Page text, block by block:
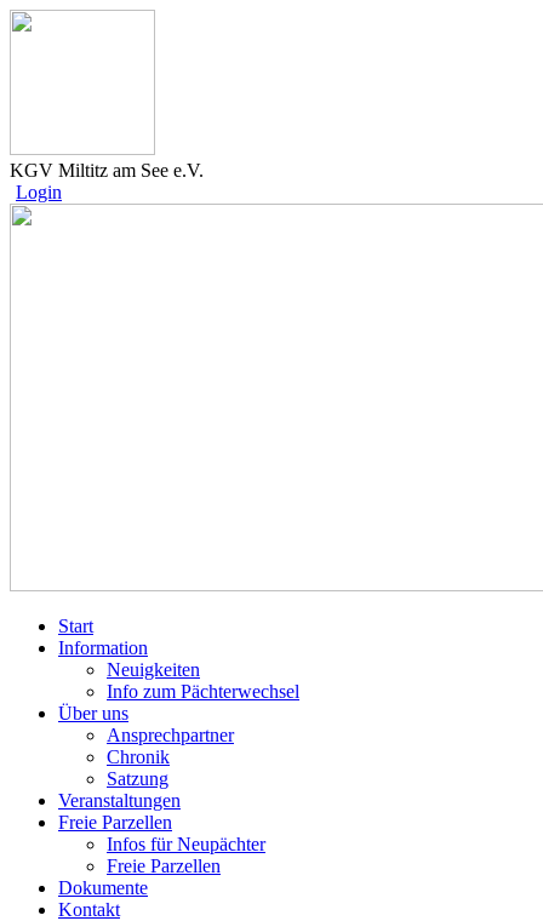
KGV Miltitz am See e.V.
Login
Start
Information
Neuigkeiten
Info zum Pächterwechsel
Über uns
Ansprechpartner
Chronik
Satzung
Veranstaltungen
Freie Parzellen
Infos für Neupächter
Freie Parzellen
Dokumente
Kontakt